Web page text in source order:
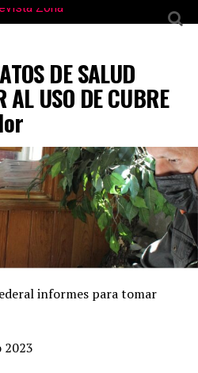
DE SALUD
AL USO DE CUBRE
informes para tomar
2023